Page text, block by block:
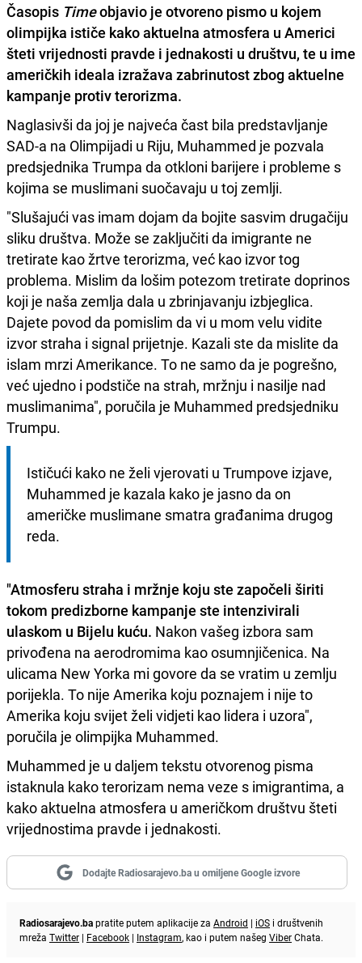
Časopis Timeobjavio je otvoreno pismo u kojem
olimpijka ističe kako aktuelna atmosfera u Americi
šteti vrijednosti pravde i jednakosti u društvu, te u ime
američkih ideala izražava zabrinutost zbog aktuelne
kampanje protiv terorizma.
Naglasivši da joj je najveća čast bila predstavljanje
SAD-a na Olimpijadi u Riju, Muhammed je pozvala
predsjednika Trumpa da otkloni barijere i probleme s
kojima se muslimani suočavaju u toj zemlji.
"Slušajući vas imam dojam da bojite sasvim drugačiju
sliku društva. Može se zaključiti da imigrante ne
tretirate kao žrtve terorizma, već kao izvor tog
problema. Mislim da lošim potezom tretirate doprinos
koji je naša zemlja dala u zbrinjavanju izbjeglica.
Dajete povod da pomislim da vi u mom velu vidite
izvor straha i signal prijetnje. Kazali ste da mislite da
islam mrzi Amerikance. To ne samo da je pogrešno,
već ujedno i podstiče na strah, mržnju i nasilje nad
muslimanima", poručila je Muhammed predsjedniku
Trumpu.
Ističući kako ne želi vjerovati u Trumpove izjave,
Muhammed je kazala kako je jasno da on
američke muslimane smatra građanima drugog
reda.
"Atmosferu straha i mržnje koju ste započeli širiti
tokom predizborne kampanje ste intenzivirali
ulaskom u Bijelu kuću. Nakon vašeg izbora sam
privođena na aerodromima kao osumnjičenica. Na
ulicama New Yorka mi govore da se vratim u zemlju
porijekla. To nije Amerika koju poznajem i nije to
Amerika koju svijet želi vidjeti kao lidera i uzora",
poručila je olimpijka Muhammed.
Muhammed je u daljem tekstu otvorenog pisma
istaknula kako terorizam nema veze s imigrantima, a
kako aktuelna atmosfera u američkom društvu šteti
vrijednostima pravde i jednakosti.
Dodajte Radiosarajevo.ba u omiljene Google izvore
Radiosarajevo.bapratite putem aplikacije za Android | iOS i društvenih
mreža Twitter | Facebook | Instagram, kao i putem našeg ViberChata.